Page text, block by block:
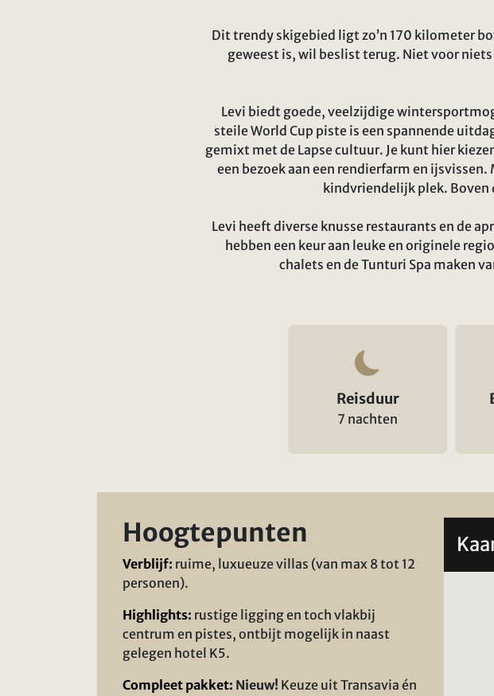
Dit trendy skigebied ligt zo’n 170 kilometer
geweest is, wil beslist terug. Niet voor
Levi biedt goede, veelzijdige
steile World Cup piste is een spannende
gemixt met de Lapse cultuur. Je kunt hier
een bezoek aan een rendierfarm en
kindvriendelijk plek. Boven
Levi heeft diverse knusse restaurants en de
hebben een keur aan leuke en originele
chalets en de Tunturi Spa maken
Reisduur
7 nachten
Hoogtepunten
Verblijf: ruime, luxueuze villas (van max 8 tot 12
personen).
Highlights: rustige ligging en toch vlakbij
centrum en pistes, ontbijt mogelijk in naast
gelegen hotel K5.
Compleet pakket: Nieuw! Keuze uit Transavia én